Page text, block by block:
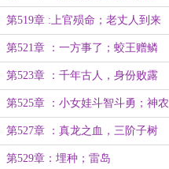
第519章 :上官殒命；老丈人到来
第521章 ：一方事了；蛟王赠鳞
第523章 ：千年古人，身份败露
（8k）
第525章 ：小女娃斗智斗勇；神农
再世
第527章 ：真龙之血，三阶子树
第529章：埋种；雷岛